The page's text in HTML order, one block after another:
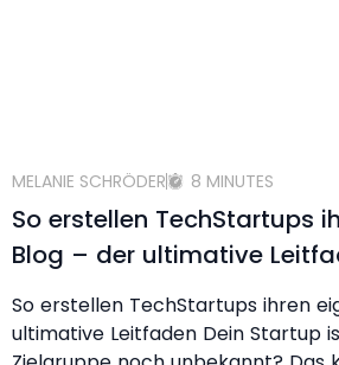
MELANIE SCHRÖDER 8 MINUTES
So erstellen TechStartups
Blog – der ultimative
So erstellen TechStartups ihren
ultimative Leitfaden Dein Startup